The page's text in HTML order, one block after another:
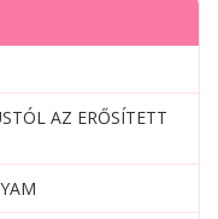
AZ ERŐSÍTETT